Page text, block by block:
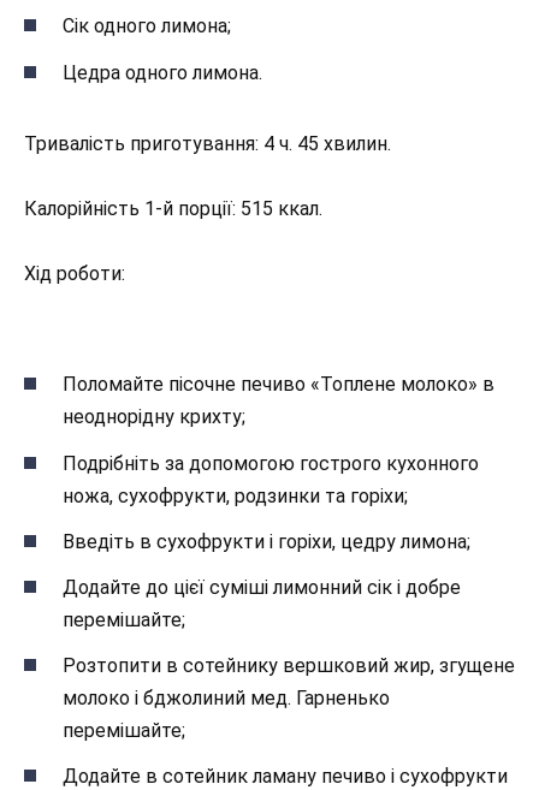
Сік одного лимона;
Цедра одного лимона.
Тривалість приготування: 4 ч. 45 хвилин.
Калорійність 1-й порції: 515 ккал.
Хід роботи:
Поломайте пісочне печиво «Топлене молоко» в
неоднорідну крихту;
Подрібніть за допомогою гострого кухонного
ножа, сухофрукти, родзинки та горіхи;
Введіть в сухофрукти і горіхи, цедру лимона;
Додайте до цієї суміші лимонний сік і добре
перемішайте;
Розтопити в сотейнику вершковий жир, згущене
молоко і бджолиний мед. Гарненько
перемішайте;
Додайте в сотейник ламану печиво і сухофрукти